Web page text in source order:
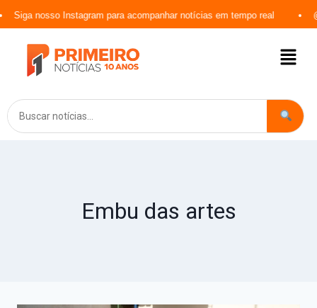
para acompanhar notícias em tempo real
Embu das artes